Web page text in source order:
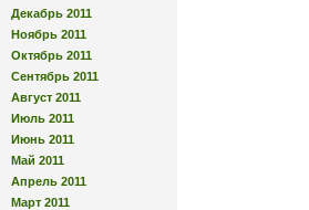
Декабрь 2011
Ноябрь 2011
Октябрь 2011
Сентябрь 2011
Август 2011
Июль 2011
Июнь 2011
Май 2011
Апрель 2011
Март 2011